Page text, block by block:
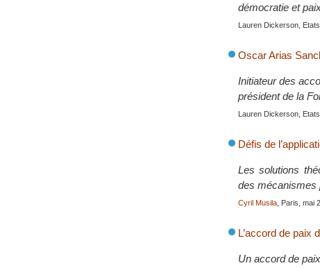
démocratie et
Lauren Dickerson,
Oscar Arias
Initiateur des
président de la
Lauren Dickerson,
Défis de
Les solutions
des mécanismes
Cyril Musila , Paris, mai
L’accord de paix
Un accord de